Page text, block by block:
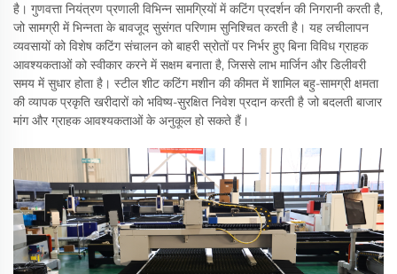
है। गुणवत्ता नियंत्रण प्रणाली विभिन्न सामग्रियों में कटिंग प्रदर्शन की निगरानी करती है,
जो सामग्री में भिन्नता के बावजूद सुसंगत परिणाम सुनिश्चित करती है। यह लचीलापन
व्यवसायों को विशेष कटिंग संचालन को बाहरी स्रोतों पर निर्भर हुए बिना विविध ग्राहक
आवश्यकताओं को स्वीकार करने में सक्षम बनाता है, जिससे लाभ मार्जिन और डिलीवरी
समय में सुधार होता है। स्टील शीट कटिंग मशीन की कीमत में शामिल बहु-सामग्री क्षमता
की व्यापक प्रकृति खरीदारों को भविष्य-सुरक्षित निवेश प्रदान करती है जो बदलती बाजार
मांग और ग्राहक आवश्यकताओं के अनुकूल हो सकते हैं।